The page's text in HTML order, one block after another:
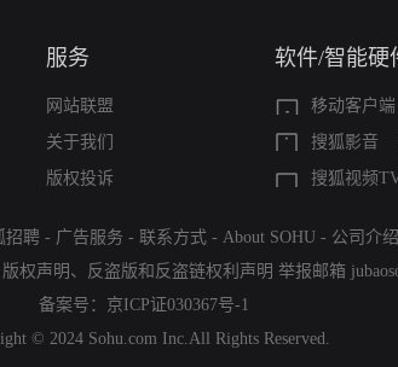
服务
网站联盟
关于我们
版权投诉
软件/智能硬
移动客户端
搜狐影音
搜狐视频
招聘 - 广告服务 - 联系方式 - About SOHU - 公司介绍
版权声明 、 反盗版和反盗链权利声明 举报邮箱
备案号： 京ICP证030367号-1
© 2024 Sohu.com Inc.All Rights Reserved.